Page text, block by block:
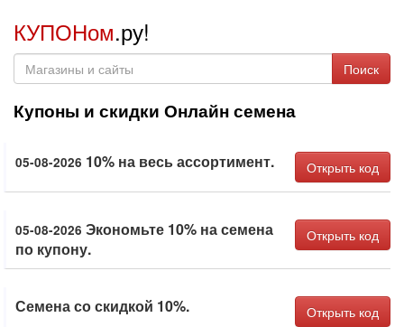
КУПОНом.ру!
Поиск
Купоны и скидки Онлайн семена
05-08-2026 10% на весь ассортимент. Открыть код
05-08-2026 Экономьте 10% на семена
по купону.
Открыть код
Семена со скидкой 10%. Открыть код